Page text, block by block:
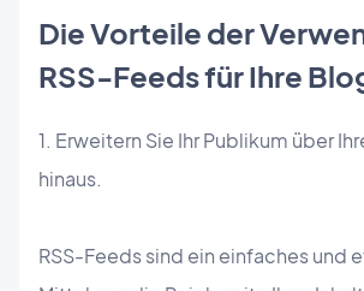
Die Vorteile der
RSS-Feeds für Ihre
1. Erweitern Sie Ihr Publikum über
hinaus.
RSS-Feeds sind ein einfaches und